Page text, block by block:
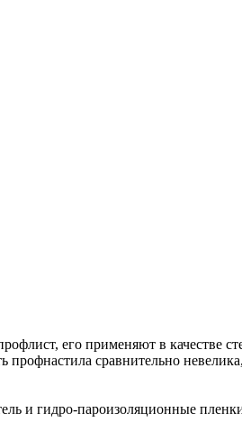
его применяют в качестве
сравнительно
и гидро-пароизоляционные